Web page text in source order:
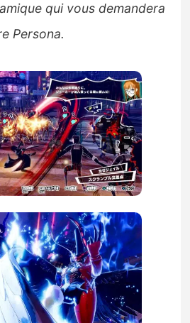
qui vous demandera
Persona.